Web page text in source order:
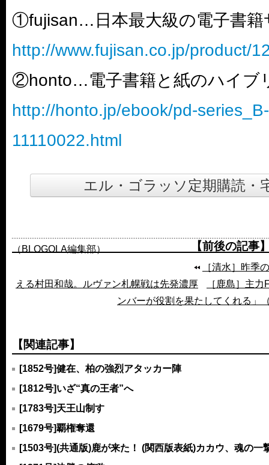
①fujisan…日本最大級の電子書籍
http://www.fujisan.co.jp/product/
②honto…電子書籍と紙のハイブ
http://honto.jp/ebook/pd-
11110022.html
エル・ゴラッソ定期購読・
（BLOGOLA編集部） 【前後の記事
［清水］昨季
える村田和哉。ルヴァン札幌戦は先発濃厚
［鹿島］主
ンバーが役割を果たしてくれる」
【関連記事】
[1852号]健在、柏の強烈アタッカー陣
[1812号]いざ“真の王者”へ
[1783号]天王山制す
[1679号]覇権奪還
[1503号](共通版)鹿が来た！ (関西版表紙)カカウ、魂の一